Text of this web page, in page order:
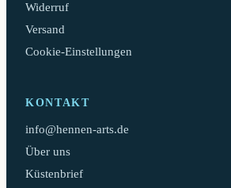
Widerruf
Versand
Cookie-Einstellungen
KONTAKT
info@hennen-arts.de
Über uns
Küstenbrief